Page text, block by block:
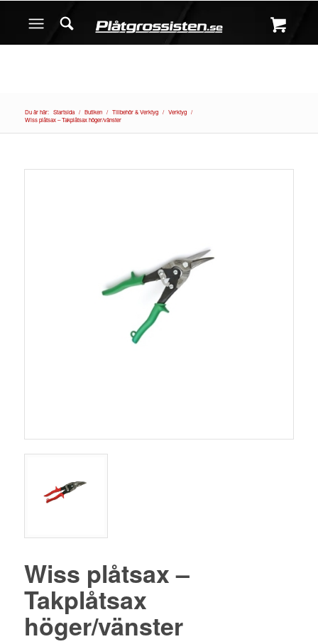
Du är här: Startsida / Butiken / Tillbehör & Verktyg / Verktyg /
Wiss plåtsax – Takplåtsax höger/vänster
Wiss plåtsax –
Takplåtsax
höger/vänster